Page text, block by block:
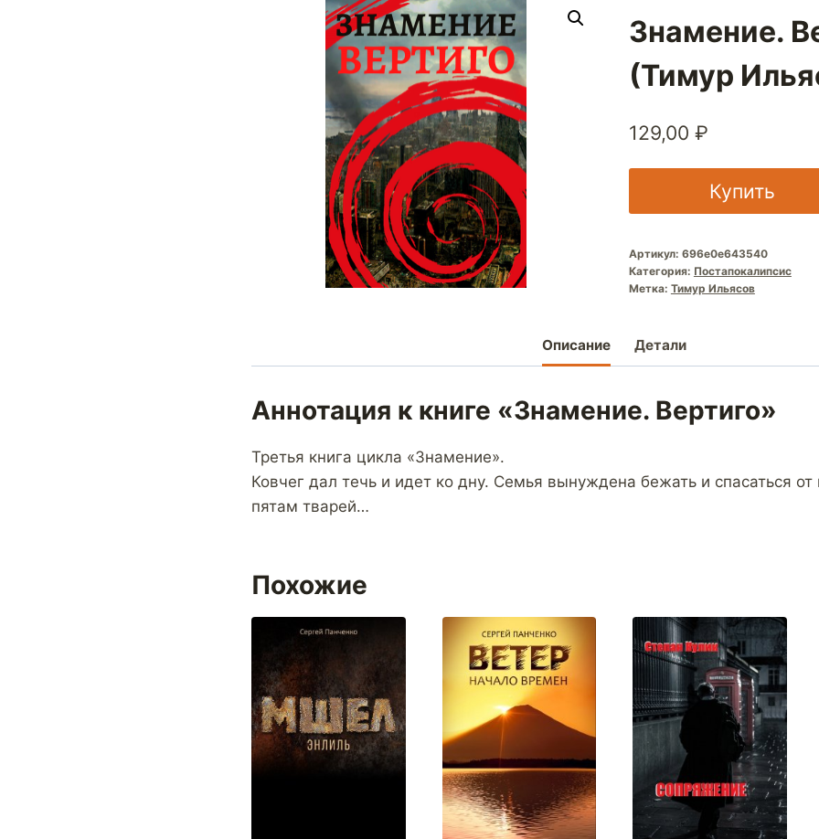
Знамение.
(Тимур
129,00 ₽
Купить
Артикул: 696e0e643540
Категория: Постапокалипсис
Метка: Тимур Ильясов
Описание Детали
Аннотация к книге «Знамение. Вертиго»
Третья книга цикла «Знамение».
Ковчег дал течь и идет ко дну. Семья вынуждена бежать и спасаться
пятам тварей…
Похожие